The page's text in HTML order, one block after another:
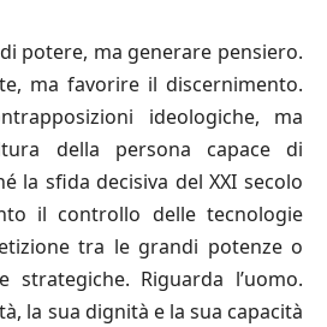
potere, ma generare pensiero.
ma favorire il discernimento.
ideologiche, ma
della persona capace di
la sfida decisiva del XXI secolo
il controllo delle tecnologie
tra le grandi potenze o
strategiche. Riguarda l’uomo.
la sua dignità e la sua capacità